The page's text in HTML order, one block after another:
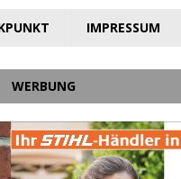
IMPRESSUM
WERBUNG